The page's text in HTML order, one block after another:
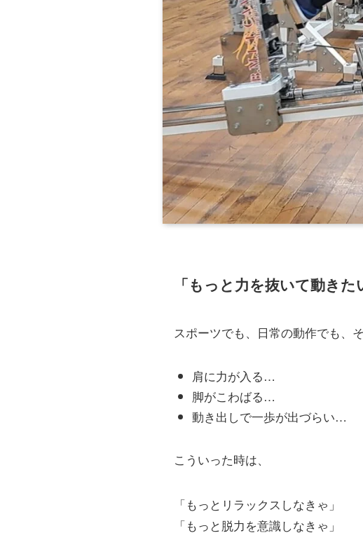
「もっと力を抜いて動きた
スポーツでも、日常の動作でも、
肩に力が入る…
脚がこわばる…
動き出しで一歩が出づらい…
こういった時は、
「もっとリラックスしなきゃ」
「もっと脱力を意識しなきゃ」